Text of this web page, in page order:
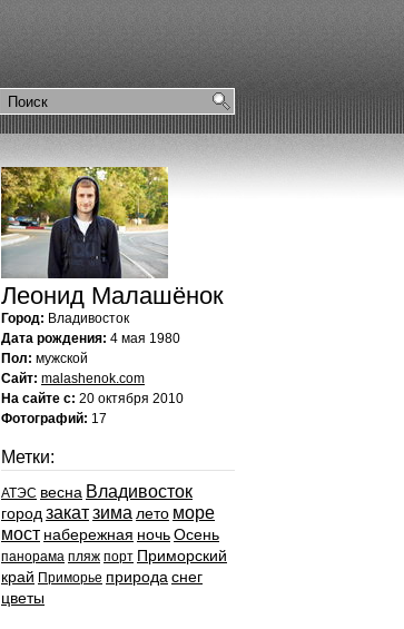
Леонид Малашёнок
Город: Владивосток
Дата рождения: 4 мая 1980
Пол: мужской
Сайт: malashenok.com
На сайте с: 20 октября 2010
Фотографий: 17
Метки:
АТЭС весна Владивосток
город закатзима лето море
мост набережная ночьОсень
панорама пляж порт Приморский
край Приморье природа снег
цветы